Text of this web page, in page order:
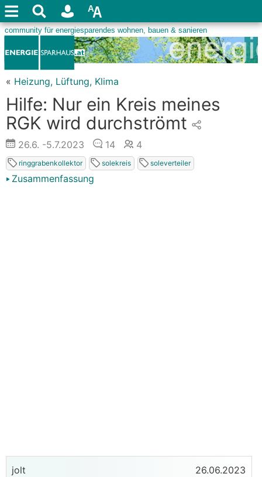
« Heizung, Lüftung, Klima
Hilfe: Nur ein Kreis meines
RGK wird durchströmt
26.6. -5.7.2023 14 4
ringgrabenkollektor solekreis soleverteiler
Zusammenfassung
jolt 26.06.2023